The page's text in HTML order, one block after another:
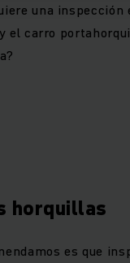
una inspección
el carro
horquillas
es que